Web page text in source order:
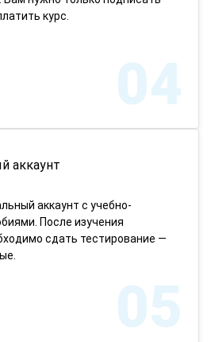
курс.
04
аккаунт
аккаунт с учебно-
После изучения
сдать тестирование —
05